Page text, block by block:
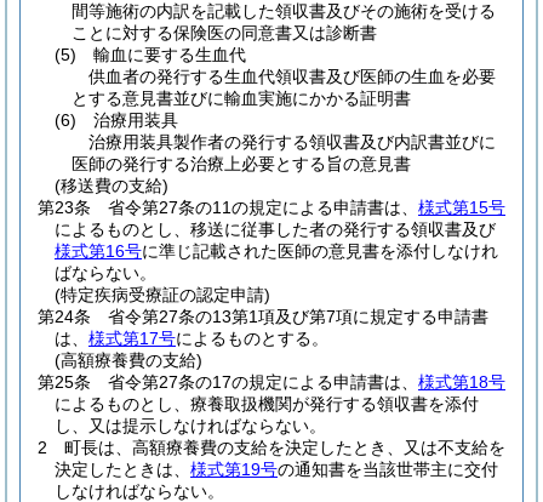
間等施術の内訳を記載した領収書及びその施術を受ける
ことに対する保険医の同意書又は診断書
(5)
輸血に要する生血代
供血者の発行する生血代領収書及び医師の生血を必要
とする意見書並びに輸血実施にかかる証明書
(6)
治療用装具
治療用装具製作者の発行する領収書及び内訳書並びに
医師の発行する治療上必要とする旨の意見書
(移送費の支給)
第23条
省令第27条の11の規定による申請書は、 様式第15号
によるものとし、移送に従事した者の発行する領収書及び
様式第16号に準じ記載された医師の意見書を添付しなけれ
ばならない。
(特定疾病受療証の認定申請)
第24条
省令第27条の13第1項及び第7項に規定する申請書
は、 様式第17号によるものとする。
(高額療養費の支給)
第25条
省令第27条の17の規定による申請書は、 様式第18号
によるものとし、療養取扱機関が発行する領収書を添付
し、又は提示しなければならない。
2
町長は、高額療養費の支給を決定したとき、又は不支給を
決定したときは、 様式第19号の通知書を当該世帯主に交付
しなければならない。